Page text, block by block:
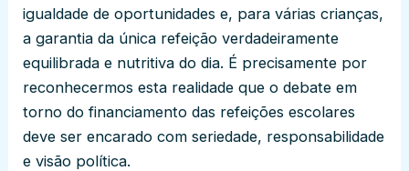
igualdade de oportunidades e, para várias crianças,
a garantia da única refeição verdadeiramente
equilibrada e nutritiva do dia. É precisamente por
reconhecermos esta realidade que o debate em
torno do financiamento das refeições escolares
deve ser encarado com seriedade, responsabilidade
e visão política.